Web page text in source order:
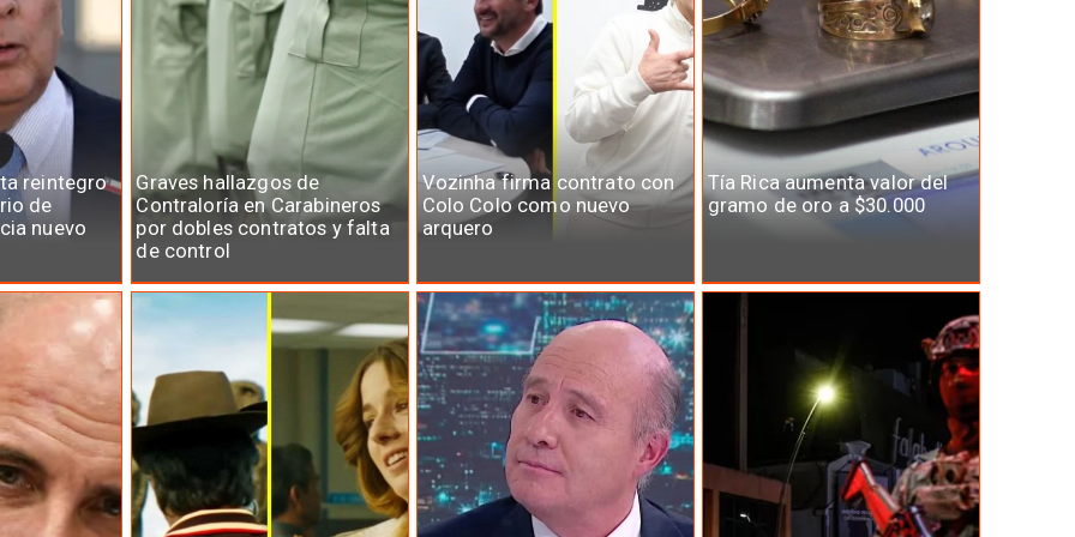
reintegro
de
nuevo
Graves hallazgos de
Contraloría en Carabineros
por dobles contratos y falta
de control
Vozinha firma contrato con
Colo Colo como nuevo
arquero
Tía Rica aumenta valor del
gramo de oro a $30.000